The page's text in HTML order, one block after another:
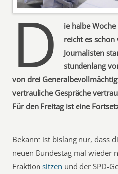
D
ie halbe
reicht es
Journalisten
stundenlang
von drei
vertrauliche Gespräche
Für den Freitag ist eine
Bekannt ist bislang nur, dass
neuen Bundestag mal wieder
Fraktionsitzen und der SPD-